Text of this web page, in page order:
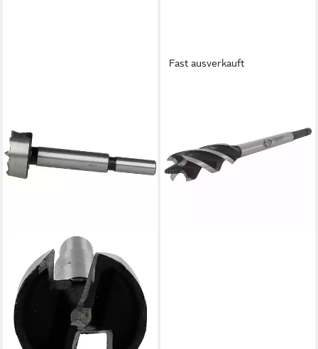
Fast ausverkauft
in 3-4 Werktagen bei dir